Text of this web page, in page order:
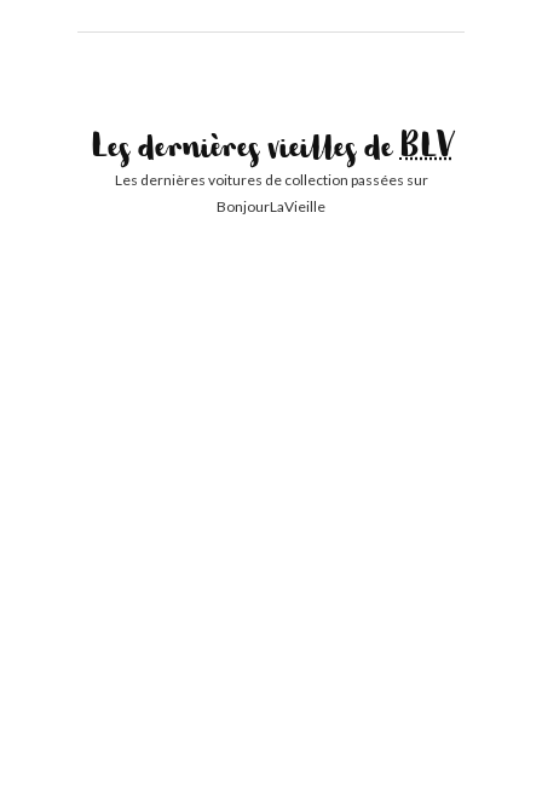
Les dernières vieilles deBLV
Les dernières voitures de collection passées sur
BonjourLaVieille